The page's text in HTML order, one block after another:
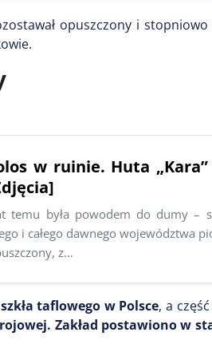
opuszczony i stopniowo
w ruinie. Huta
temu była powodem do dumy –
i całego dawnego województwa
z…
taflowego w Polsce, a
Zakład postawiono w